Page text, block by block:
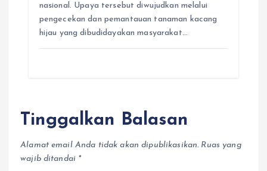
nasional. Upaya tersebut diwujudkan melalui
pengecekan dan pemantauan tanaman kacang
hijau yang dibudidayakan masyarakat…
Tinggalkan Balasan
Alamat email Anda tidak akan dipublikasikan. Ruas yang
wajib ditandai *